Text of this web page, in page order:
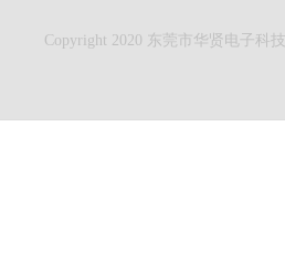
Copyright 2020 东莞市华贤电子科